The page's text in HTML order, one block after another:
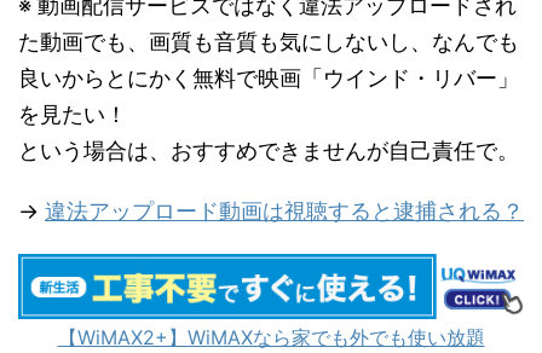
※ 動画配信サービスではなく違法アップロードされ
た動画でも、画質も音質も気にしないし、なんでも
良いからとにかく無料で映画「ウインド・リバー」
を見たい！
という場合は、おすすめできませんが自己責任で。
→ 違法アップロード動画は視聴すると逮捕される？
【WiMAX2+】WiMAXなら家でも外でも使い放題